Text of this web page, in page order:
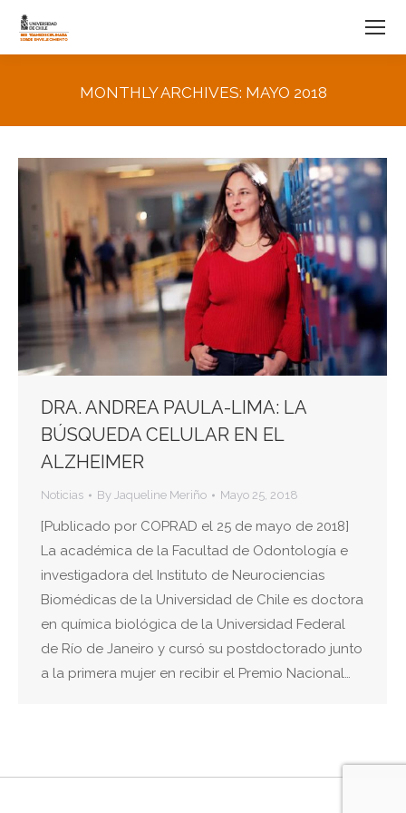
MONTHLY ARCHIVES: MAYO 2018
DRA. ANDREA PAULA-LIMA: LA
BÚSQUEDA CELULAR EN EL
ALZHEIMER
Noticias By Jaqueline Meriño Mayo 25, 2018
[Publicado por COPRAD el 25 de mayo de 2018]
La académica de la Facultad de Odontología e
investigadora del Instituto de Neurociencias
Biomédicas de la Universidad de Chile es doctora
en química biológica de la Universidad Federal
de Río de Janeiro y cursó su postdoctorado junto
a la primera mujer en recibir el Premio Nacional…